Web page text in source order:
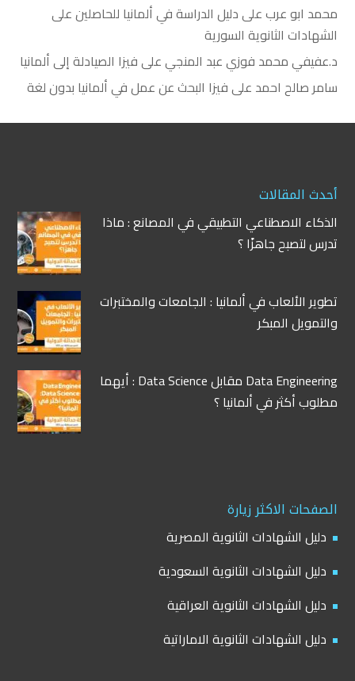
محمد ابو عربعلىدليل الدراسة في ألمانيا للحاصلين على
الشهادات الثانوية السورية
د.عفيفي محمد فوزي عبد المنجيعلىفيزا الصيادلة إلى ألمانيا
سامر صالح احمد علىفيزا البحث عن عمل في ألمانيا بدون لغة
أحدث المقالات
الذكاء الاصطناعي التطبيقي في المصانع : ماذا
تدرس لتصبح جاهزًا ؟
تطوير الألعاب في ألمانيا : الجامعات والمختبرات
والتمويل المبكر
Data Engineering مقابل Data Science : أيهما
مطلوب أكثر في ألمانيا ؟
الصفحات الاكثر زيارة
دليل الشهادات الثانوية المصرية
دليل الشهادات الثانوية السعودية
دليل الشهادات الثانوية العراقية
دليل الشهادات الثانوية الاماراتية